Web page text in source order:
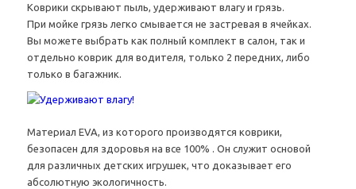
Коврики скрывают пыль, удерживают влагу и грязь.
При мойке грязь легко смывается не застревая в ячейках.
Вы можете выбрать как полный комплект в салон, так и
отдельно коврик для водителя, только 2 передних, либо
только в багажник.
Материал EVA, из которого производятся коврики,
безопасен для здоровья на все 100% . Он служит основой
для различных детских игрушек, что доказывает его
абсолютную экологичность.